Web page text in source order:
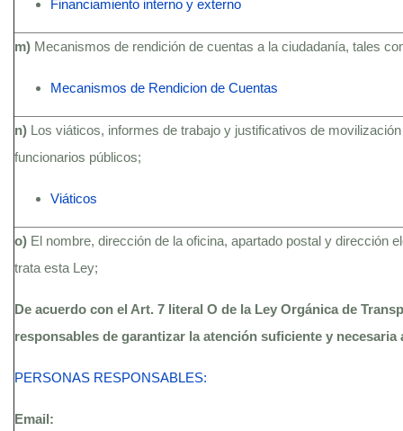
Financiamiento interno y externo
m) Mecanismos de rendición de cuentas a la ciudadanía, tales
Mecanismos de Rendicion de Cuentas
n) Los viáticos, informes de trabajo y justificativos de
funcionarios públicos;
Viáticos
o) El nombre, dirección de la oficina, apartado postal y dirección
trata esta Ley;
De acuerdo con el Art. 7 literal O de la Ley Orgánica de
responsables de garantizar la atención suficiente y
PERSONAS RESPONSABLES:
Email: